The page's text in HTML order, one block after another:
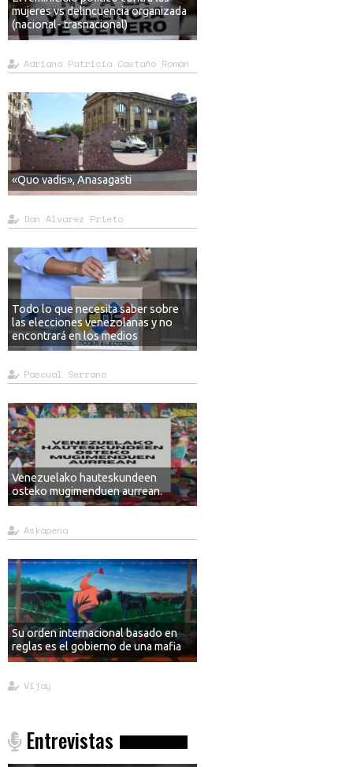
mujeres vs delincuencia organizada
(nacional- trasnacional)
Adriana Patricia Castaño Román
«Quo vadis», Anasagasti
Dan Alvarez Prieto
Todo lo que necesita saber sobre
las elecciones venezolanas y no
encontrará en los medios
Pascual Serrano
Venezuelako hauteskundeen
osteko mugimenduen aurrean.
Askapena
Su orden internacional basado en
reglas es el gobierno de una mafia
Vijay
Entrevistas